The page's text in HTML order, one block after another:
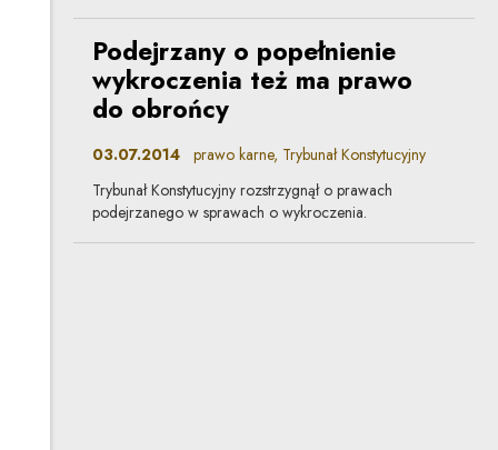
Podejrzany o popełnienie
wykroczenia też ma prawo
do obrońcy
03.07.2014 prawo karne, Trybunał Konstytucyjny
Trybunał Konstytucyjny rozstrzygnął o prawach
podejrzanego w sprawach o wykroczenia.